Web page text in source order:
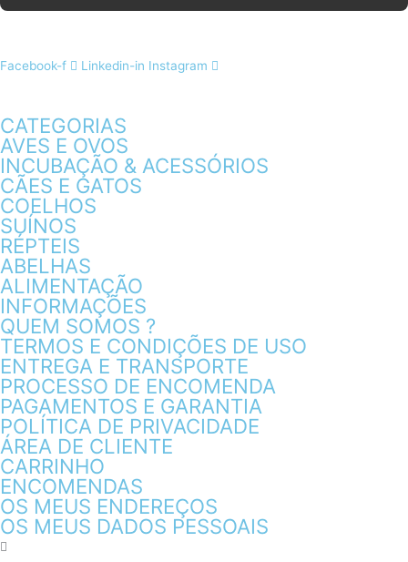
Facebook-f Linkedin-in Instagram
CATEGORIAS
AVES E OVOS
INCUBAÇÃO & ACESSÓRIOS
CÃES E GATOS
COELHOS
SUÍNOS
RÉPTEIS
ABELHAS
ALIMENTAÇÃO
INFORMAÇÕES
QUEM SOMOS ?
TERMOS E CONDIÇÕES DE USO
ENTREGA E TRANSPORTE
PROCESSO DE ENCOMENDA
PAGAMENTOS E GARANTIA
POLÍTICA DE PRIVACIDADE
ÁREA DE CLIENTE
CARRINHO
ENCOMENDAS
OS MEUS ENDEREÇOS
OS MEUS DADOS PESSOAIS